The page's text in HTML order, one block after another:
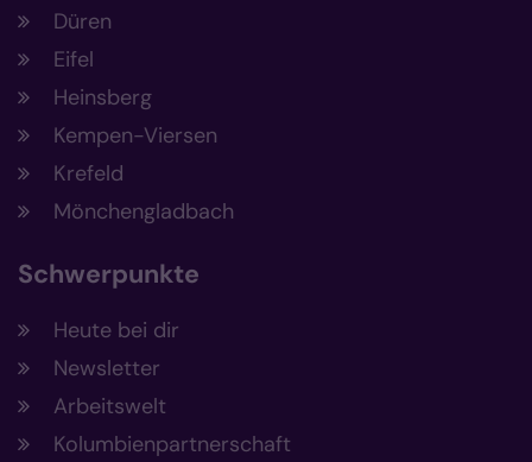
Düren
Eifel
Heinsberg
Kempen-Viersen
Krefeld
Mönchengladbach
Schwerpunkte
Heute bei dir
Newsletter
Arbeitswelt
Kolumbienpartnerschaft